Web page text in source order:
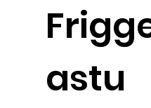
astu